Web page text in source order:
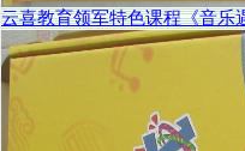
云喜教育领军特色课程《音乐